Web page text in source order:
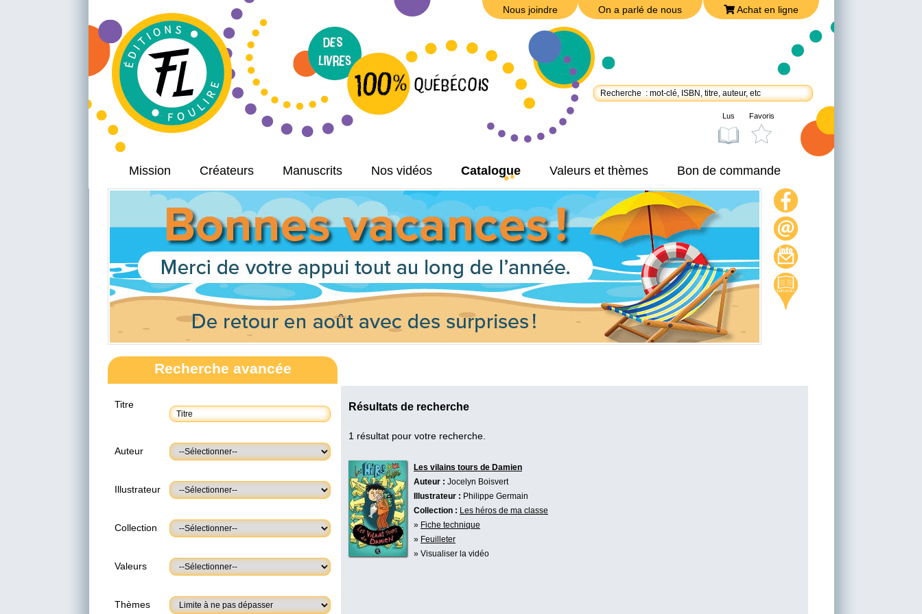
Nous joindre On a parlé de nous Achat en ligne
Mission Créateurs Manuscrits Nos vidéos Catalogue Valeurs et thèmes Bon de commande
On a parlé de nous
Achat en ligne
Nous joindre
Politique de confidentialité
Lus Favoris
Recherche avancée
Titre
Auteur
Illustrateur
Collection
Valeurs
Thèmes
Résultats de recherche
1 résultat pour votre recherche.
Les vilains tours de Damien
Auteur : Jocelyn Boisvert
Illustrateur : Philippe Germain
Collection : Les héros de ma classe
» Fiche technique
» Feuilleter
» Visualiser la vidéo